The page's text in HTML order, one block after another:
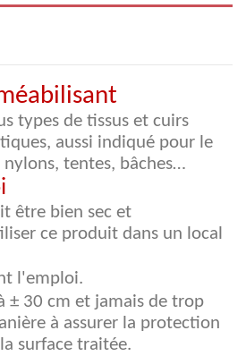
types de tissus et cuirs
aussi indiqué pour le
tentes, bâches…
être bien sec et
ce produit dans un local
l'emploi.
± 30 cm et jamais de trop
à assurer la protection
surface traitée.